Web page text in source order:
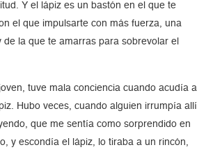
Y el lápiz es un bastón en el que te
el que impulsarte con más fuerza, una
de la que te amarras para sobrevolar el
tuve mala conciencia cuando acudía a
Hubo veces, cuando alguien irrumpía allí
que me sentía como sorprendido en
y escondía el lápiz, lo tiraba a un rincón,